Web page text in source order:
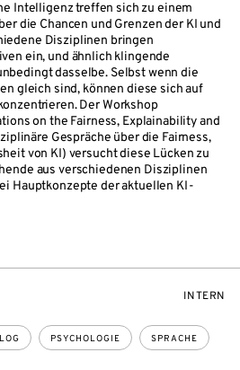
Intelligenz treffen sich zu einem
die Chancen und Grenzen der KI und
Disziplinen bringen
ein, und ähnlich klingende
dasselbe. Selbst wenn die
gleich sind, können diese sich auf
Der Workshop
on the Fairness, Explainability and
Gespräche über die Fairness,
von KI) versucht diese Lücken zu
aus verschiedenen Disziplinen
Hauptkonzepte der aktuellen KI-
PSYCHOLOGIE SPRACHE
INTERN